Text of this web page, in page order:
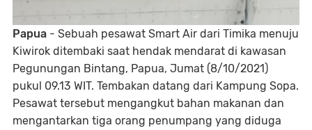
Papua - Sebuah pesawat Smart Air dari Timika menuju
Kiwirok ditembaki saat hendak mendarat di kawasan
Pegunungan Bintang, Papua, Jumat (8/10/2021)
pukul 09.13 WIT. Tembakan datang dari Kampung Sopa.
Pesawat tersebut mengangkut bahan makanan dan
mengantarkan tiga orang penumpang yang diduga